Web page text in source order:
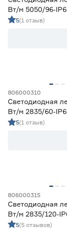
Вт/м 5050/
мультиколор 5 м
5(1 отзыв)
806000310
Светодиодная
Вт/м 2835/
дневной 2 м
5(1 отзыв)
806000315
Светодиодная
Вт/м 2835/
дневной 5 м
5(5 отзывов)